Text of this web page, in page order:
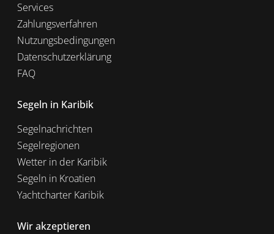
Services
Zahlungsverfahren
Nutzungsbedingungen
Datenschutzerklärung
FAQ
Segeln in Karibik
Segelnachrichten
Segelregionen
Wetter in der Karibik
Segeln in Kroatien
Yachtcharter Karibik
Wir akzeptieren